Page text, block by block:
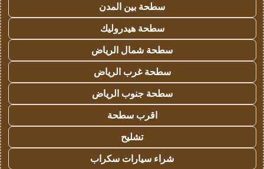
سطحة بين المدن
سطحة هيدروليك
سطحة شمال الرياض
سطحة غرب الرياض
سطحة جنوب الرياض
اقرب سطحة
تشليح
شراء سيارات سكراب